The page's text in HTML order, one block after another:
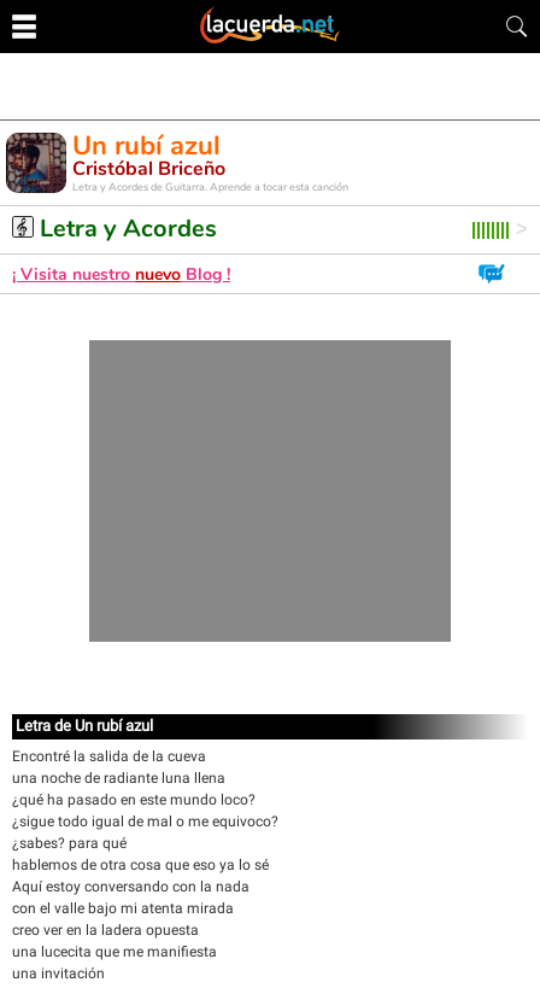
Un rubí azul
Cristóbal Briceño
Letra y Acordes de Guitarra. Aprende a tocar esta canción
Letra y Acordes
¡ Visita nuestro nuevo Blog !
Letra de Un rubí azul
Encontré la salida de la cueva
una noche de radiante luna llena
¿qué ha pasado en este mundo loco?
¿sigue todo igual de mal o me equivoco?
¿sabes? para qué
hablemos de otra cosa que eso ya lo sé
Aquí estoy conversando con la nada
con el valle bajo mi atenta mirada
creo ver en la ladera opuesta
una lucecita que me manifiesta
una invitación